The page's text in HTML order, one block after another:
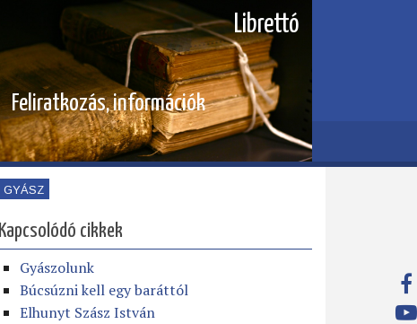
Librettó
Feliratkozás, információk
GYÁSZ
Kapcsolódó cikkek
Gyászolunk
Búcsúzni kell egy baráttól
Elhunyt Szász István